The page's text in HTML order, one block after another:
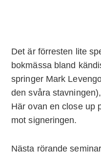
Det är förresten lite
bokmässa bland
springer Mark
den svåra
Här ovan en close up
mot signeringen.
Nästa rörande